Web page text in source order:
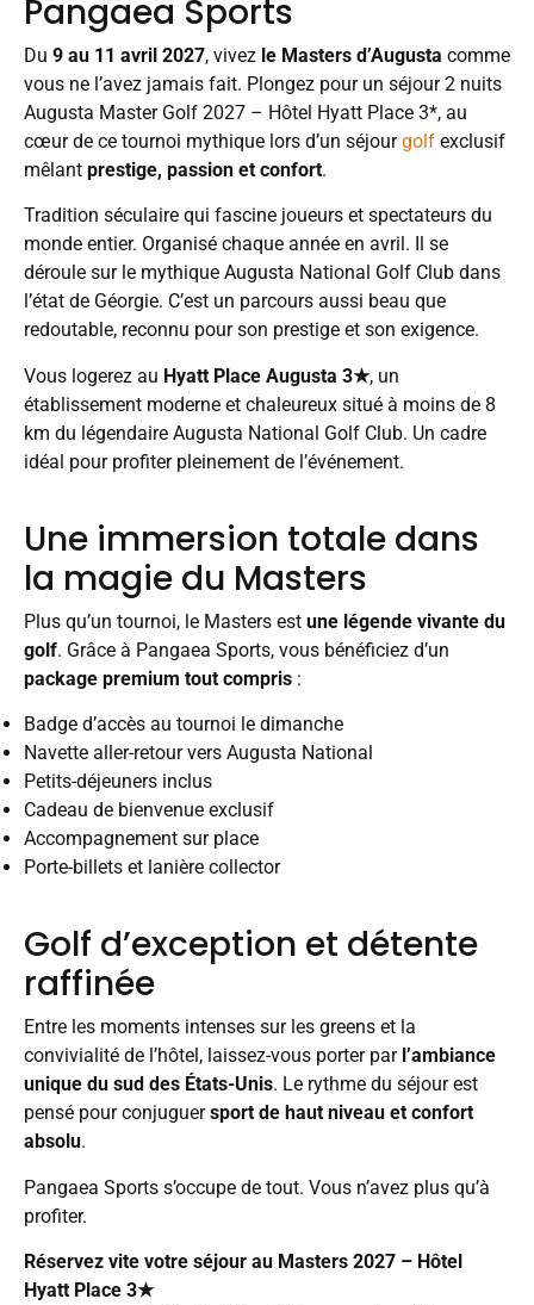
Pangaea Sports
Du 9 au 11 avril 2027, vivez le Masters d’Augusta comme
vous ne l’avez jamais fait. Plongez pour un séjour 2 nuits
Augusta Master Golf 2027 – Hôtel Hyatt Place 3*, au
cœur de ce tournoi mythique lors d’un séjourgolfexclusif
mêlant prestige, passion et confort.
Tradition séculaire qui fascine joueurs et spectateurs du
monde entier. Organisé chaque année en avril. Il se
déroule sur le mythique Augusta National Golf Club dans
l’état de Géorgie. C’est un parcours aussi beau que
redoutable, reconnu pour son prestige et son exigence.
Vous logerez au Hyatt Place Augusta 3★, un
établissement moderne et chaleureux situé à moins de 8
km du légendaire Augusta National Golf Club. Un cadre
idéal pour profiter pleinement de l’événement.
Une immersion totale dans
la magie du Masters
Plus qu’un tournoi, le Masters est une légende vivante du
golf. Grâce à Pangaea Sports, vous bénéficiez d’un
package premium tout compris:
Badge d’accès au tournoi le dimanche
Navette aller-retour vers Augusta National
Petits-déjeuners inclus
Cadeau de bienvenue exclusif
Accompagnement sur place
Porte-billets et lanière collector
Golf d’exception et détente
raffinée
Entre les moments intenses sur les greens et la
convivialité de l’hôtel, laissez-vous porter par l’ambiance
unique du sud des États-Unis. Le rythme du séjour est
pensé pour conjuguersport de haut niveau et confort
absolu.
Pangaea Sports s’occupe de tout. Vous n’avez plus qu’à
profiter.
Réservez vite votre séjour au Masters 2027 – Hôtel
Hyatt Place 3★